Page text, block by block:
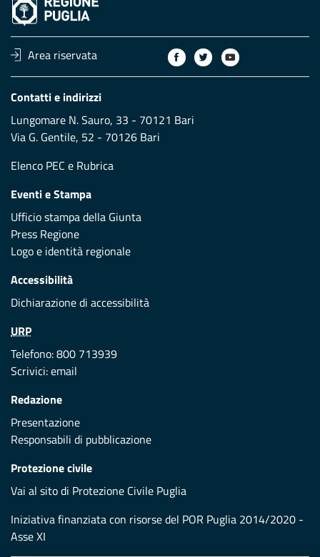
Area riservata
Contatti e indirizzi
Lungomare N. Sauro, 33 - 70121 Bari
Via G. Gentile, 52 - 70126 Bari
Elenco PEC e Rubrica
Eventi e Stampa
Ufficio stampa della Giunta
Press Regione
Logo e identità regionale
Accessibilità
Dichiarazione di accessibilità
URP
Telefono: 800 713939
Scrivici:email
Redazione
Presentazione
Responsabili di pubblicazione
Protezione civile
Vai al sito di Protezione Civile Puglia
Iniziativa finanziata con risorse del POR Puglia 2014/2020 -
Asse XI